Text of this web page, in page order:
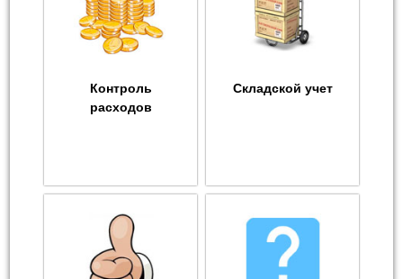
Контроль
расходов
Складской учет